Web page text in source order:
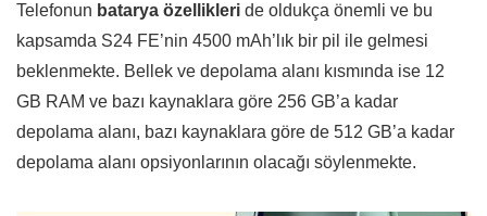
Telefonun batarya özellikleri de oldukça önemli ve bu
kapsamda S24 FE’nin 4500 mAh’lık bir pil ile gelmesi
beklenmekte. Bellek ve depolama alanı kısmında ise 12
GB RAM ve bazı kaynaklara göre 256 GB’a kadar
depolama alanı, bazı kaynaklara göre de 512 GB’a kadar
depolama alanı opsiyonlarının olacağı söylenmekte.